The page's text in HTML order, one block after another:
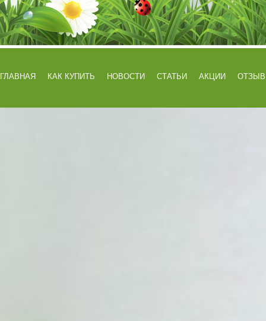
ГЛАВНАЯ КАК КУПИТЬ НОВОСТИ СТАТЬИ АКЦИИ